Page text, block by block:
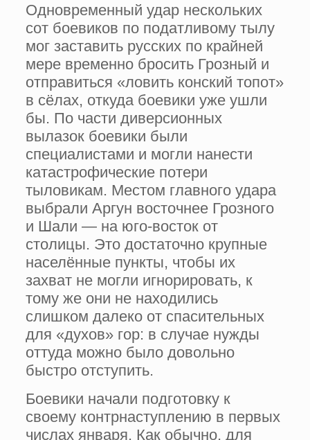
Одновременный удар нескольких
сот боевиков по податливому тылу
мог заставить русских по крайней
мере временно бросить Грозный и
отправиться «ловить конский топот»
в сёлах, откуда боевики уже ушли
бы. По части диверсионных
вылазок боевики были
специалистами и могли нанести
катастрофические потери
тыловикам. Местом главного удара
выбрали Аргун восточнее Грозного
и Шали — на юго-восток от
столицы. Это достаточно крупные
населённые пункты, чтобы их
захват не могли игнорировать, к
тому же они не находились
слишком далеко от спасительных
для «духов» гор: в случае нужды
оттуда можно было довольно
быстро отступить.
Боевики начали подготовку к
своему контрнаступлению в первых
числах января. Как обычно, для